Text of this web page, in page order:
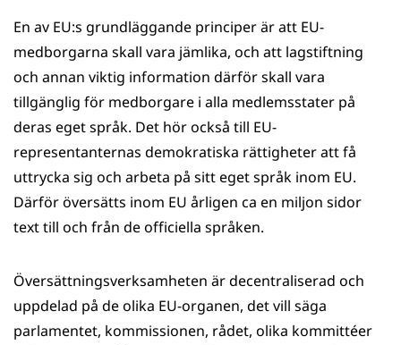
En av EU:s grundläggande principer är att EU-
medborgarna skall vara jämlika, och att lagstiftning
och annan viktig information därför skall vara
tillgänglig för medborgare i alla medlemsstater på
deras eget språk. Det hör också till EU-
representanternas demokratiska rättigheter att få
uttrycka sig och arbeta på sitt eget språk inom EU.
Därför översätts inom EU årligen ca en miljon sidor
text till och från de officiella språken.
Översättningsverksamheten är decentraliserad och
uppdelad på de olika EU-organen, det vill säga
parlamentet, kommissionen, rådet, olika kommittéer